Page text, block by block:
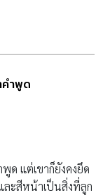
คำพูด
ด แต่เขาก็ยังคงยึด
ละสีหน้าเป็นสิ่งที่ลูก